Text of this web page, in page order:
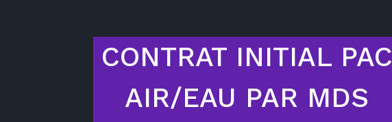
CONTRAT INITIAL PAC
AIR/EAU PAR MDS